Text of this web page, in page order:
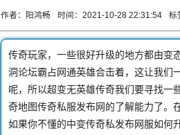
作者：阳鸿畅 时间：2021-10-28 22:31:54 标
传奇玩家，一些很好升级的地方都由变
洞论坛霸占网通英雄合击着，这让我们
呢，所以超变无英雄传奇我们要寻找一
奇地图传奇私服发布网的了解能力了。
如果你不懂的中变传奇私发布网服如何